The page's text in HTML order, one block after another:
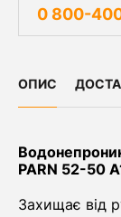
0 800-
ОПИС
PARN 52-50
Захищає від